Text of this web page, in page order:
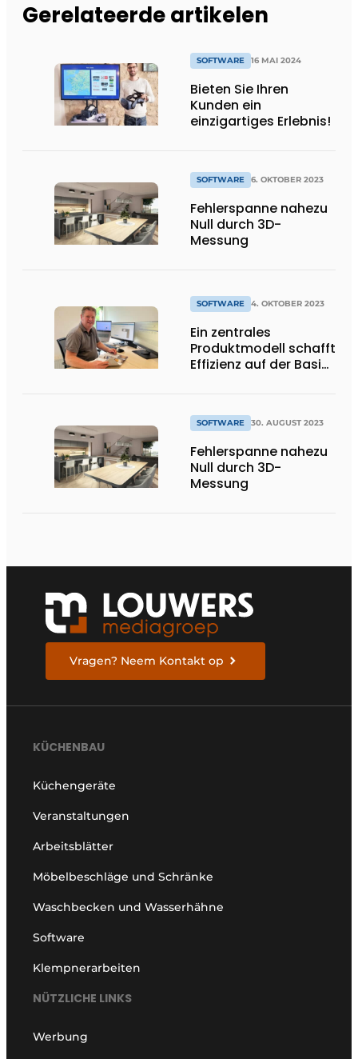
Gerelateerde artikelen
SOFTWARE 16 MAI 2024
Bieten Sie Ihren
Kunden ein
einzigartiges Erlebnis!
SOFTWARE 6. OKTOBER 2023
Fehlerspanne nahezu
Null durch 3D-
Messung
SOFTWARE 4. OKTOBER 2023
Ein zentrales
Produktmodell schafft
Effizienz auf der Basis
SOFTWARE 30. AUGUST 2023
Fehlerspanne nahezu
Null durch 3D-
Messung
Vragen? Neem Kontakt op
KÜCHENBAU
Küchengeräte
Veranstaltungen
Arbeitsblätter
Möbelbeschläge und Schränke
Waschbecken und Wasserhähne
Software
Klempnerarbeiten
NÜTZLICHE LINKS
Werbung